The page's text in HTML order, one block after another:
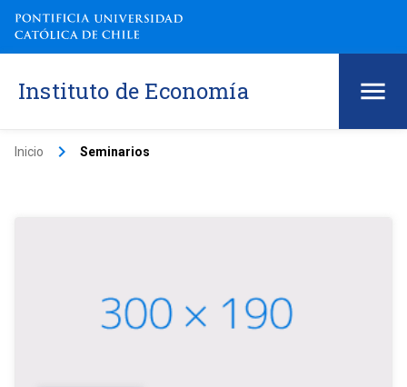
Instituto de Economía
Inicio keyboard_arrow_right Seminarios